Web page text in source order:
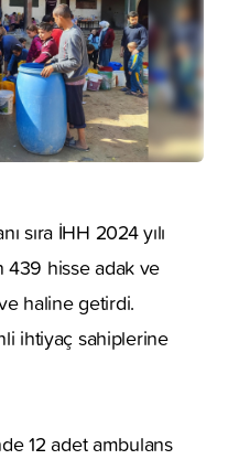
sıra İHH 2024 yılı
439 hisse adak ve
haline getirdi.
ihtiyaç sahiplerine
12 adet ambulans